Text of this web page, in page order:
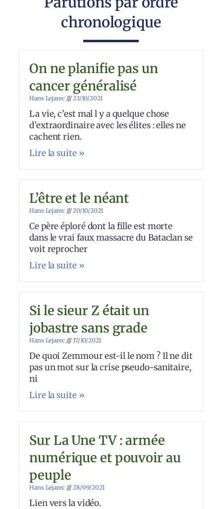
chronologique
On ne planifie pas un
cancer généralisé
Hans Lejarec 23/10/2021
La vie, c’est mal l y a quelque chose
d’extraordinaire avec les élites : elles ne
cachent rien.
Lire la suite »
L’être et le néant
Hans Lejarec 20/10/2021
Ce père éploré dont la fille est morte
dans le vrai faux massacre du Bataclan se
voit reprocher
Lire la suite »
Si le sieur Z était un
jobastre sans grade
Hans Lejarec 17/10/2021
De quoi Zemmour est-il le nom ? Il ne dit
pas un mot sur la crise pseudo-sanitaire,
ni
Lire la suite »
Sur La Une TV : armée
numérique et pouvoir au
peuple
Hans Lejarec 28/09/2021
Lien vers la vidéo.